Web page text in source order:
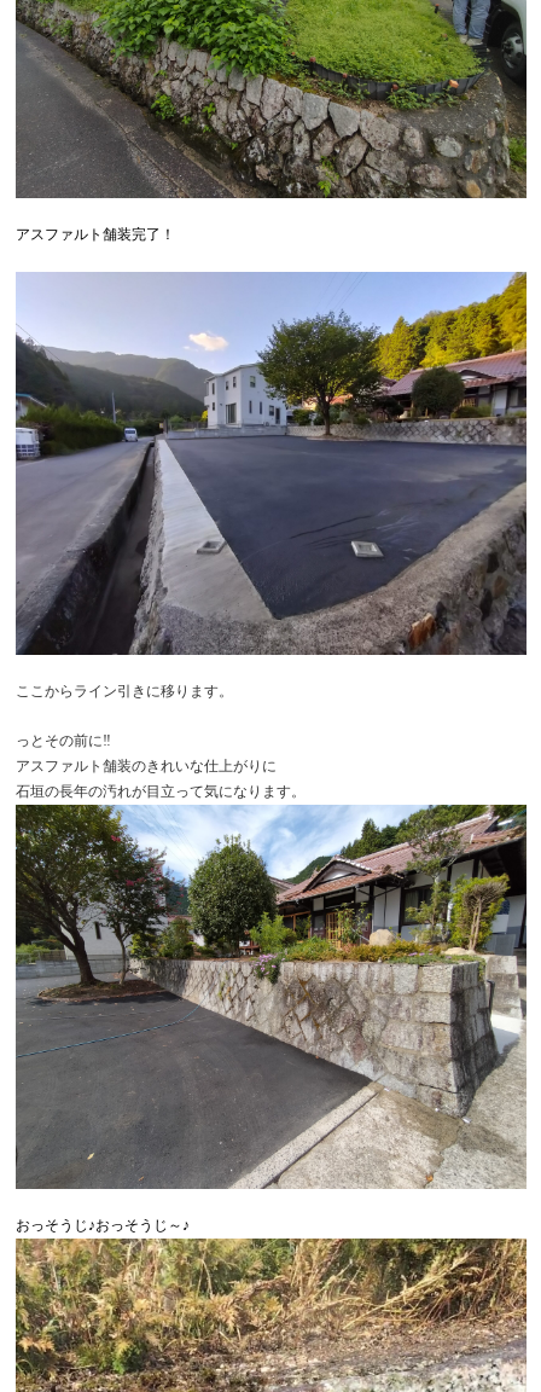
アスファルト舗装完了！
ここからライン引きに移ります。
っとその前に‼
アスファルト舗装のきれいな仕上がりに
石垣の長年の汚れが目立って気になります。
おっそうじ♪おっそうじ～♪